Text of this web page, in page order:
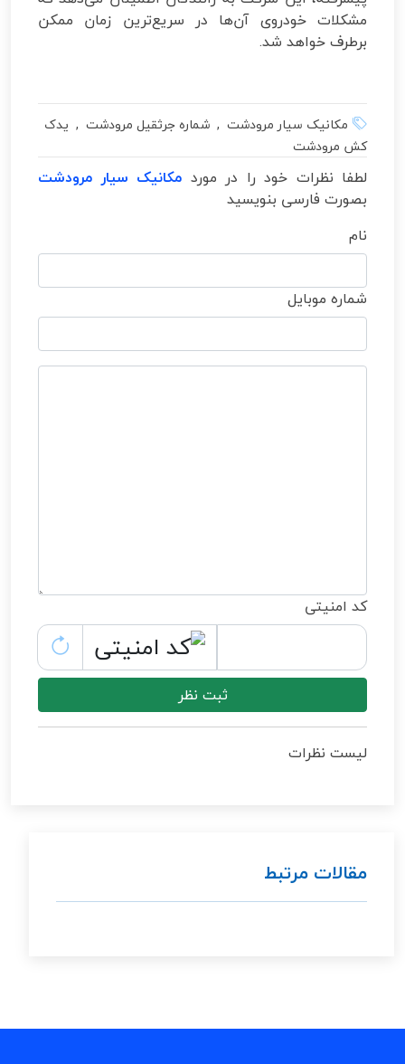
مشکلات خودروی آن‌ها در سریع‌ترین زمان ممکن
برطرف خواهد شد.
مکانیک سیار مرودشت , شماره جرثقیل مرودشت , یدک
کش مرودشت
لطفا نظرات خود را در مورد مکانیک سیار مرودشت
بصورت فارسی بنویسید
نام
شماره موبایل
کد امنیتی
ثبت نظر
لیست نظرات
مقالات مرتبط